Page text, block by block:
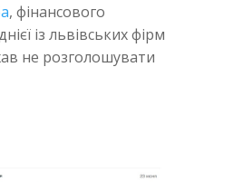
, фінансового
із львівських фірм
не розголошувати